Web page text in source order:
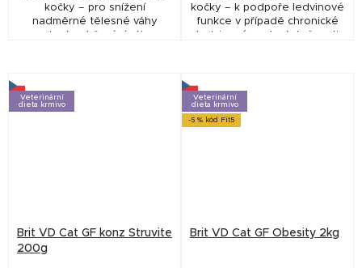
kočky – pro snížení
nadměrné tělesné váhy
nebo k udržování váhy.
kočky – k podpoře ledvinové
funkce v případě chronické
ledvinové nedostatečnosti
Veterinární
dieta krmivo
Brit VD Cat GF konz Struvite
200g
Veterinární
dieta krmivo
-5 % kód Fit5
Brit VD Cat GF Obesity 2kg